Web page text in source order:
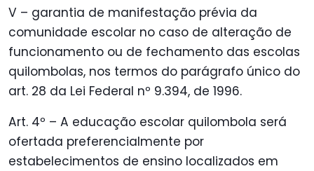
V – garantia de manifestação prévia da
comunidade escolar no caso de alteração de
funcionamento ou de fechamento das escolas
quilombolas, nos termos do parágrafo único do
art. 28 da Lei Federal nº 9.394, de 1996.
Art. 4º – A educação escolar quilombola será
ofertada preferencialmente por
estabelecimentos de ensino localizados em